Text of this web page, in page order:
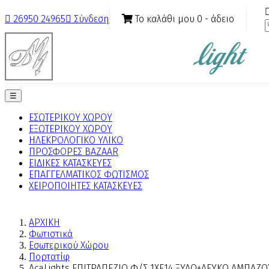
 26950 24965 Σύνδεση Το καλάθι μου 0 - άδειο
Toggle
navigation
☰
ΕΣΩΤΕΡΙΚΟΥ ΧΩΡΟΥ
ΕΞΩΤΕΡΙΚΟΥ ΧΩΡΟΥ
ΗΛΕΚΡΟΛΟΓΙΚΟ ΥΛΙΚΟ
ΠΡΟΣΦΟΡΕΣ BAZAAR
ΕΙΔΙΚΕΣ ΚΑΤΑΣΚΕΥΕΣ
ΕΠΑΓΓΕΛΜΑΤΙΚΟΣ ΦΩΤΙΣΜΟΣ
ΧΕΙΡΟΠΟΙΗΤΕΣ ΚΑΤΑΣΚΕΥΕΣ
ΑΡΧΙΚΗ
Φωτιστικά
Εσωτερικού Χώρου
Πορτατίφ